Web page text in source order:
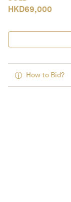
HKD69,000
How to Bid?